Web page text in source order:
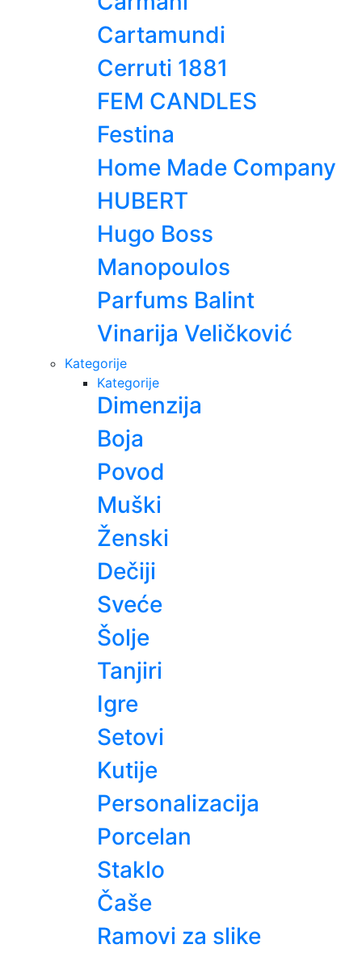
Cartamundi
Cerruti 1881
FEM CANDLES
Festina
Home Made Company
HUBERT
Hugo Boss
Manopoulos
Parfums Balint
Vinarija Veličković
Kategorije
Kategorije
Dimenzija
Boja
Povod
Muški
Ženski
Dečiji
Sveće
Šolje
Tanjiri
Igre
Setovi
Kutije
Personalizacija
Porcelan
Staklo
Čaše
Ramovi za slike